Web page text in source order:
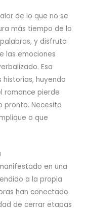
de lo que no se
más tiempo de lo
y disfruta
las emociones
Esa
historias, huyendo
romance pierde
pronto. Necesito
o que
en una
a la propia
han conectado
de cerrar etapas